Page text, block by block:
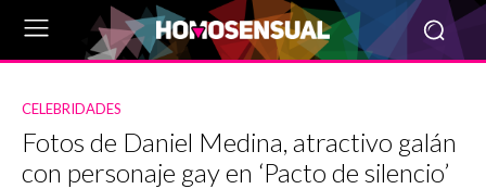
CELEBRIDADES
Fotos de Daniel Medina, atractivo galán
con personaje gay en ‘Pacto de silencio’